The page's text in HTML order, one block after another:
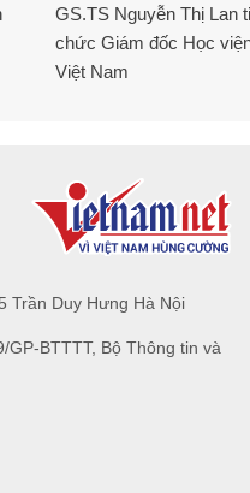
GS.TS Nguyễn Thị Lan
chức Giám đốc Học
Việt Nam
Trần Duy Hưng Hà Nội
BTTTT, Bộ Thông tin và